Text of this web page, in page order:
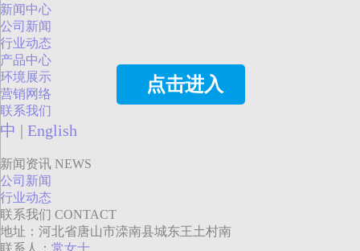
点击进入
新闻中心
公司新闻
行业动态
产品中心
环境展示
营销网络
联系我们
中 | English
新闻资讯 NEWS
公司新闻
行业动态
联系我们 CONTACT
地址：河北省唐山市滦南县城东王土村南
联系人： 常女士